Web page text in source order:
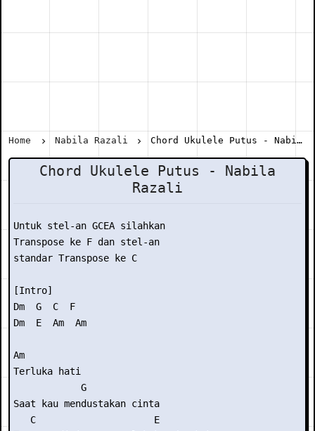
Home Nabila Razali Chord Ukulele Putus - Nabila Razali
Chord Ukulele Putus - Nabila
Razali
Untuk stel-an GCEA silahkan
Transpose ke F dan stel-an
standar Transpose ke C
[Intro]
Dm  G  C  F
Dm  E  Am  Am
Am
Terluka hati
            G
Saat kau mendustakan cinta
   C                     E